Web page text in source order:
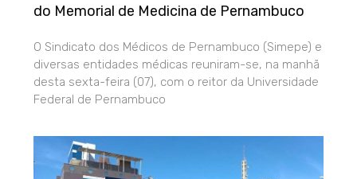
do Memorial de Medicina de Pernambuco
O Sindicato dos Médicos de Pernambuco (Simepe) e
diversas entidades médicas reuniram-se, na manhã
desta sexta-feira (07), com o reitor da Universidade
Federal de Pernambuco